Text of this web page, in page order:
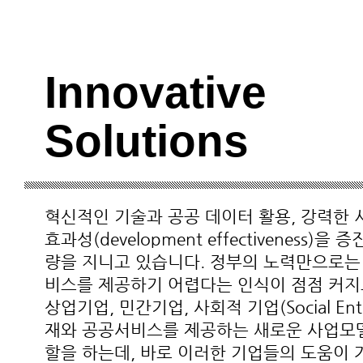
Innovative
Solutions
혁신적인 기술과 공공 데이터 활용, 강력한
효과성(development effectiveness)을 증
량을 지니고 있습니다. 정부의 노력만으로
비스를 제공하기 어렵다는 인식이 점점 커
상업기업, 민간기업, 사회적 기업(Social
재와 공공서비스를 제공하는 새로운 사업
할을 하는데, 바로 이러한 기업들의 도움이